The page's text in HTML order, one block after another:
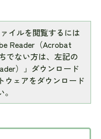
イルを閲覧するには
Reader（Acrobat
でない方は、左記の
）」ダウンロード
ウェアをダウンロード